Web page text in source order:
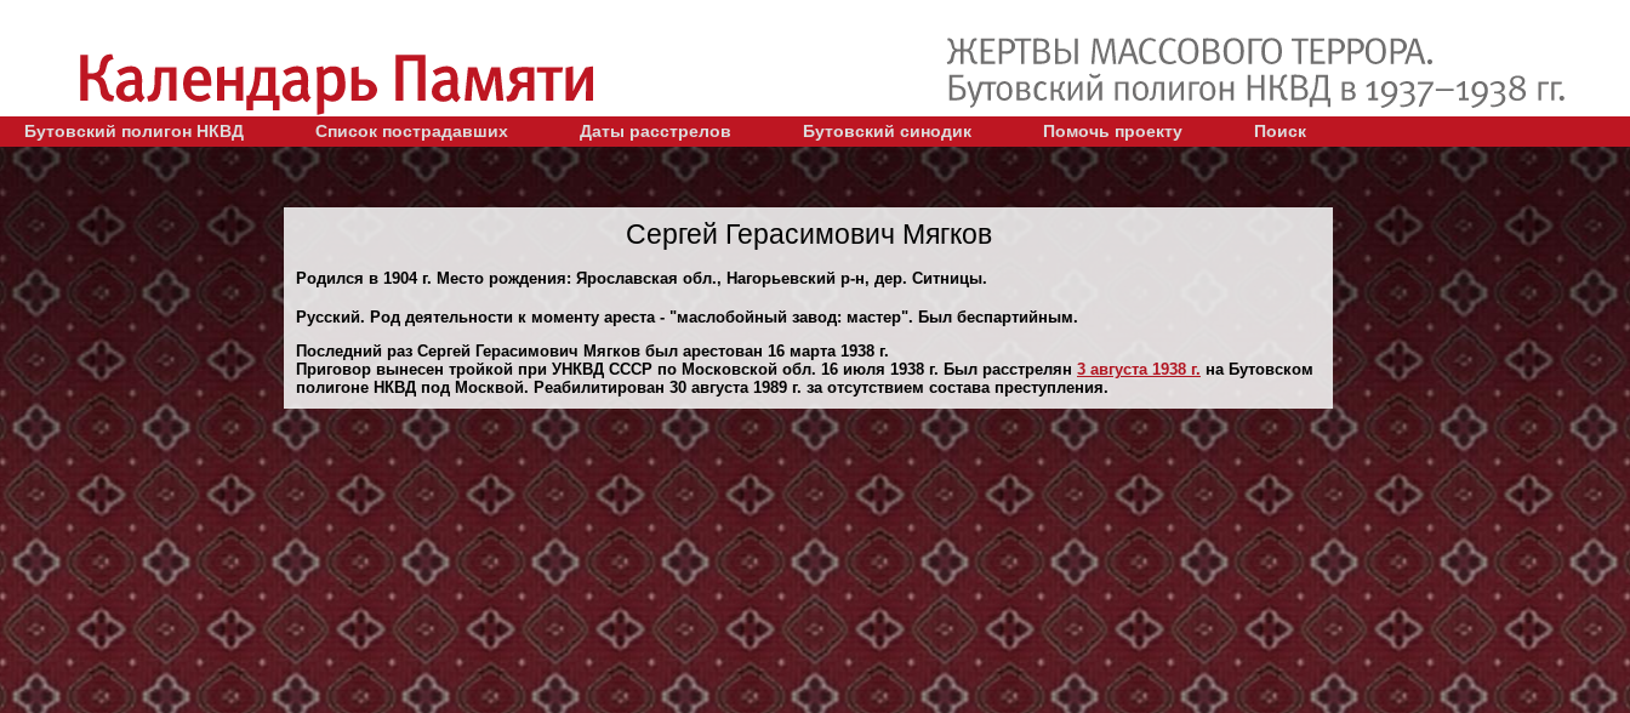
Бутовский полигон НКВД Список пострадавших Даты расстрелов Бутовский синодик Помочь проекту Поиск
Сергей Герасимович Мягков
Родился в 1904 г. Место рождения: Ярославская обл., Нагорьевский р-н, дер. Ситницы.
Русский. Род деятельности к моменту ареста - "маслобойный завод: мастер". Был беспартийным.
Последний раз Сергей Герасимович Мягков был арестован 16 марта 1938 г.
Приговор вынесен тройкой при УНКВД СССР по Московской обл. 16 июля 1938 г. Был расстрелян 3 августа 1938 г. на Бутовском
полигоне НКВД под Москвой. Реабилитирован 30 августа 1989 г. за отсутствием состава преступления.